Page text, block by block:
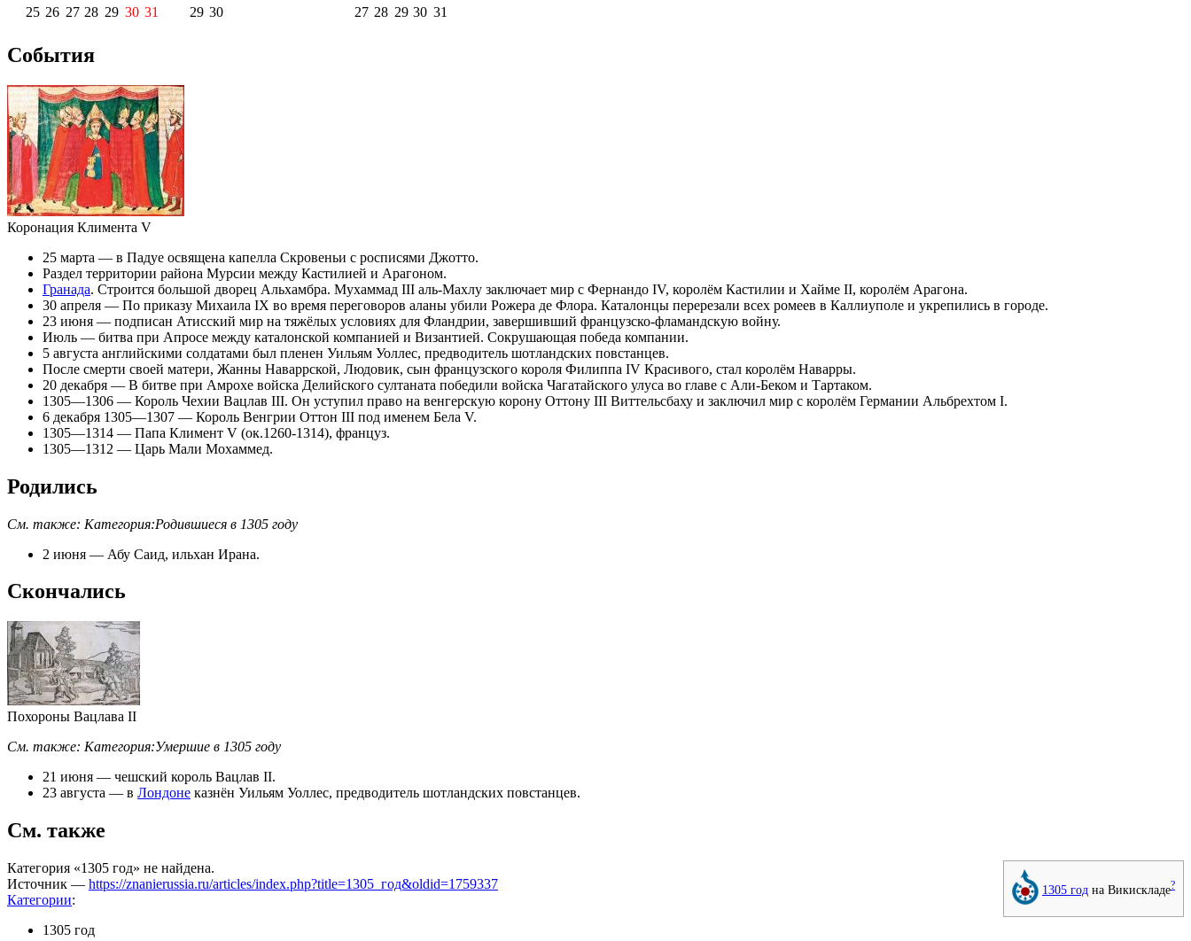
25 26 27 28 29 30 31
29 30
27 28 29 30 31
События
Коронация Климента V
25 марта — в Падуе освящена капелла Скровеньи с росписями Джотто.
Раздел территории района Мурсии между Кастилией и Арагоном.
Гранада. Строится большой дворец Альхамбра. Мухаммад III аль-Махлу заключает мир с Фернандо IV, королём Кастилии и Хайме II, королём Арагона.
30 апреля — По приказу Михаила IX во время переговоров аланы убили Рожера де Флора. Каталонцы перерезали всех ромеев в Каллиуполе и укрепились в городе.
23 июня — подписан Атисский мир на тяжёлых условиях для Фландрии, завершивший французско-фламандскую войну.
Июль — битва при Апросе между каталонской компанией и Византией. Сокрушающая победа компании.
5 августа английскими солдатами был пленен Уильям Уоллес, предводитель шотландских повстанцев.
После смерти своей матери, Жанны Наваррской, Людовик, сын французского короля Филиппа IV Красивого, стал королём Наварры.
20 декабря — В битве при Амрохе войска Делийского султаната победили войска Чагатайского улуса во главе с Али-Беком и Тартаком.
1305—1306 — Король Чехии Вацлав III. Он уступил право на венгерскую корону Оттону III Виттельсбаху и заключил мир с королём Германии Альбрехтом I.
6 декабря 1305—1307 — Король Венгрии Оттон III под именем Бела V.
1305—1314 — Папа Климент V (ок.1260-1314), француз.
1305—1312 — Царь Мали Мохаммед.
Родились
См. также: Категория:Родившиеся в 1305 году
2 июня — Абу Саид, ильхан Ирана.
Скончались
Похороны Вацлава II
См. также: Категория:Умершие в 1305 году
21 июня — чешский король Вацлав II.
23 августа — в Лондоне казнён Уильям Уоллес, предводитель шотландских повстанцев.
См. также
1305 год на Викискладе?
Категория «1305 год» не найдена.
Источник — https://znanierussia.ru/articles/index.php?title=1305_год&oldid=1759337
Категории:
1305 год